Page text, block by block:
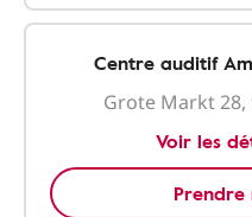
Centre auditif
Grote Markt 28,
Voir les
Prendre